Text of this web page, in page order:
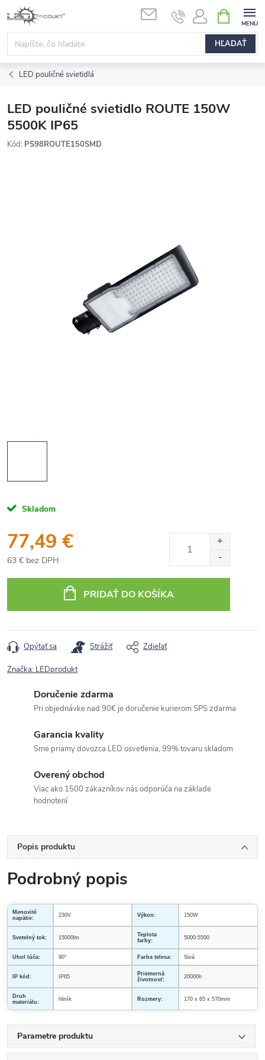
Prejsť
na
obsah
HĽADAŤ
KOŠÍK
LED pouličné svietidlá
LED pouličné svietidlo ROUTE 150W
5500K IP65
Kód: PS98ROUTE150SMD
Skladom
77,49 €
63 € bez DPH
cena:
PRIDAŤ DO KOŠÍKA
Opýtať sa Strážiť Zdieľať
Značka: LEDprodukt
Doručenie zdarma
Pri objednávke nad 90€ je doručenie kurierom SPS zdarma
Garancia kvality
Sme priamy dovozca LED osvetlenia, 99% tovaru skladom
Overený obchod
Viac ako 1500 zákazníkov nás odporúča na základe
hodnotení
Popis produktu
Podrobný popis
Menovité
napätie:
230V Výkon: 150W
Svetelný tok: 15000lm
Teplota
farby:
5000-5500
Uhol lúča: 90° Farba telesa: Sivá
IP kód: IP65
Priemerná
životnosť:
20000h
Druh
materiálu:
hliník Rozmery: 170 x 65 x 570mm
Parametre produktu